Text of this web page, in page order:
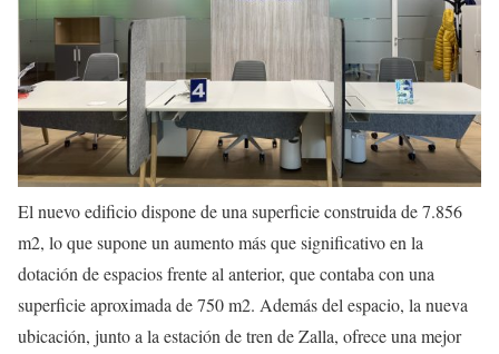
El nuevo edificio dispone de una superficie construida de 7.856
m2, lo que supone un aumento más que significativo en la
dotación de espacios frente al anterior, que contaba con una
superficie aproximada de 750 m2. Además del espacio, la nueva
ubicación, junto a la estación de tren de Zalla, ofrece una mejor